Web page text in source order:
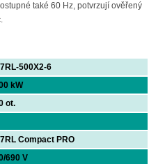
také 60 Hz, potvrzují ověřený
500X2-6
kW
ot.
Compact PRO
690 V